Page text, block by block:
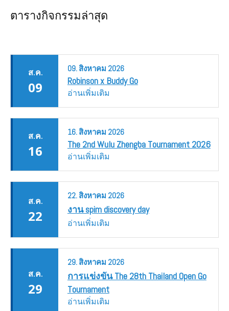
ตารางกิจกรรมล่าสุด
ส.ค.
09
09.สิงหาคม 2026
Robinson x Buddy Go
อ่านเพิ่มเติม
ส.ค.
16
16.สิงหาคม 2026
The 2nd Wulu Zhengba Tournament 2026
อ่านเพิ่มเติม
ส.ค.
22
22.สิงหาคม 2026
งาน spim discovery day
อ่านเพิ่มเติม
ส.ค.
29
29.สิงหาคม 2026
การแข่งขัน The 28th Thailand Open Go
Tournament
อ่านเพิ่มเติม